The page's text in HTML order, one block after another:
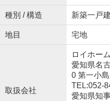
種別 / 構造 新築一戸
地目 宅地
取扱会社
ロイホー
愛知県名
0 第一小
TEL:052-
愛知県知